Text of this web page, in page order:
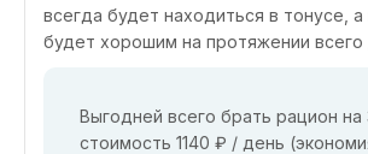
всегда будет находиться в тонусе,
будет хорошим на протяжении всего
Выгодней всего брать рацион
стоимость 1140 ₽ / день